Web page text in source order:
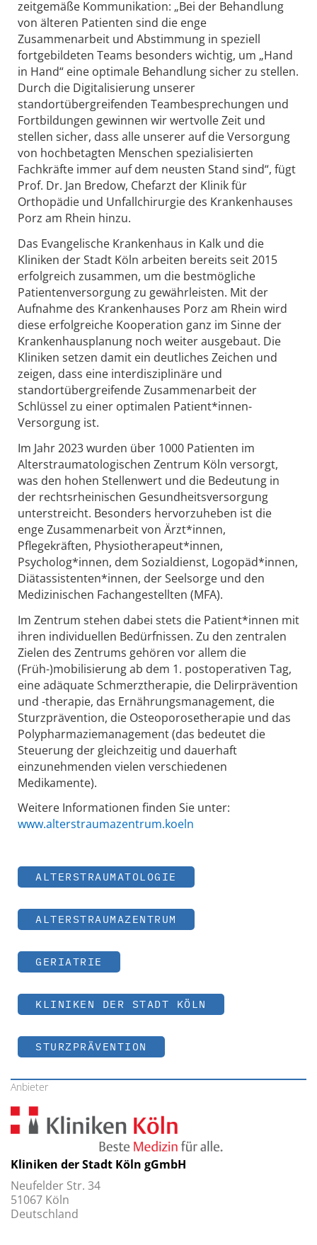
zeitgemäße Kommunikation: „Bei der Behandlung
von älteren Patienten sind die enge
Zusammenarbeit und Abstimmung in speziell
fortgebildeten Teams besonders wichtig, um „Hand
in Hand“ eine optimale Behandlung sicher zu stellen.
Durch die Digitalisierung unserer
standortübergreifenden Teambesprechungen und
Fortbildungen gewinnen wir wertvolle Zeit und
stellen sicher, dass alle unserer auf die Versorgung
von hochbetagten Menschen spezialisierten
Fachkräfte immer auf dem neusten Stand sind“, fügt
Prof. Dr. Jan Bredow, Chefarzt der Klinik für
Orthopädie und Unfallchirurgie des Krankenhauses
Porz am Rhein hinzu.
Das Evangelische Krankenhaus in Kalk und die
Kliniken der Stadt Köln arbeiten bereits seit 2015
erfolgreich zusammen, um die bestmögliche
Patientenversorgung zu gewährleisten. Mit der
Aufnahme des Krankenhauses Porz am Rhein wird
diese erfolgreiche Kooperation ganz im Sinne der
Krankenhausplanung noch weiter ausgebaut. Die
Kliniken setzen damit ein deutliches Zeichen und
zeigen, dass eine interdisziplinäre und
standortübergreifende Zusammenarbeit der
Schlüssel zu einer optimalen Patient*innen-
Versorgung ist.
Im Jahr 2023 wurden über 1000 Patienten im
Alterstraumatologischen Zentrum Köln versorgt,
was den hohen Stellenwert und die Bedeutung in
der rechtsrheinischen Gesundheitsversorgung
unterstreicht. Besonders hervorzuheben ist die
enge Zusammenarbeit von Ärzt*innen,
Pflegekräften, Physiotherapeut*innen,
Psycholog*innen, dem Sozialdienst, Logopäd*innen,
Diätassistenten*innen, der Seelsorge und den
Medizinischen Fachangestellten (MFA).
Im Zentrum stehen dabei stets die Patient*innen mit
ihren individuellen Bedürfnissen. Zu den zentralen
Zielen des Zentrums gehören vor allem die
(Früh-)mobilisierung ab dem 1. postoperativen Tag,
eine adäquate Schmerztherapie, die Delirprävention
und -therapie, das Ernährungsmanagement, die
Sturzprävention, die Osteoporosetherapie und das
Polypharmaziemanagement (das bedeutet die
Steuerung der gleichzeitig und dauerhaft
einzunehmenden vielen verschiedenen
Medikamente).
Weitere Informationen finden Sie unter:
www.alterstraumazentrum.koeln
ALTERSTRAUMATOLOGIE
ALTERSTRAUMAZENTRUM
GERIATRIE
KLINIKEN DER STADT KÖLN
STURZPRÄVENTION
Anbieter
Kliniken der Stadt Köln gGmbH
Neufelder Str. 34
51067 Köln
Deutschland